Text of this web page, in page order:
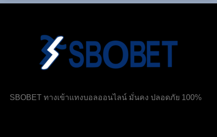
SBOBET ทางเข้าแทงบอลออนไลน์ มั่นคง ปลอดภัย 100%